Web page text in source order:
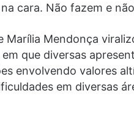
na cara. Não fazem e
Marília Mendonça
em que diversas
envolvendo valores
em diversas